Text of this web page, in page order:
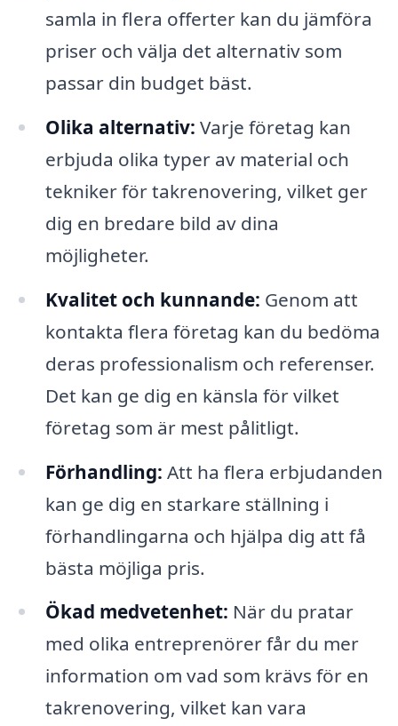
samla in flera offerter kan du jämföra
priser och välja det alternativ som
passar din budget bäst.
Olika alternativ: Varje företag kan
erbjuda olika typer av material och
tekniker för takrenovering, vilket ger
dig en bredare bild av dina
möjligheter.
Kvalitet och kunnande: Genom att
kontakta flera företag kan du bedöma
deras professionalism och referenser.
Det kan ge dig en känsla för vilket
företag som är mest pålitligt.
Förhandling: Att ha flera erbjudanden
kan ge dig en starkare ställning i
förhandlingarna och hjälpa dig att få
bästa möjliga pris.
Ökad medvetenhet: När du pratar
med olika entreprenörer får du mer
information om vad som krävs för en
takrenovering, vilket kan vara